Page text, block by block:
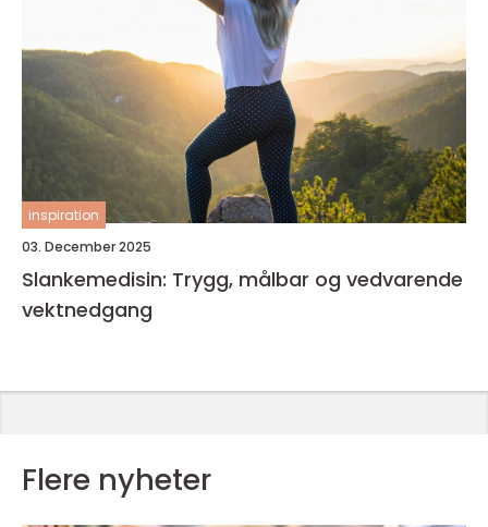
inspiration
03. December 2025
Slankemedisin: Trygg, målbar og vedvarende
vektnedgang
Flere nyheter